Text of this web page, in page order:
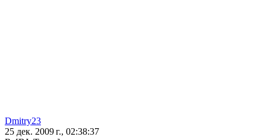
Dmitry23
25 дек. 2009 г., 02:38:37